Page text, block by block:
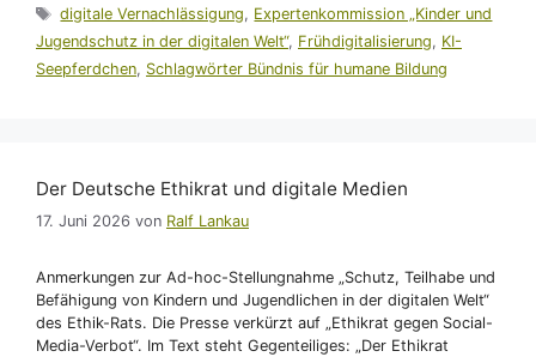
Schlagwörter
digitale Vernachlässigung, Expertenkommission „Kinder und
Jugendschutz in der digitalen Welt“, Frühdigitalisierung, KI-
Seepferdchen, Schlagwörter Bündnis für humane Bildung
Der Deutsche Ethikrat und digitale Medien
17. Juni 2026 von Ralf Lankau
Anmerkungen zur Ad-hoc-Stellungnahme „Schutz, Teilhabe und
Befähigung von Kindern und Jugendlichen in der digitalen Welt“
des Ethik-Rats. Die Presse verkürzt auf „Ethikrat gegen Social-
Media-Verbot“. Im Text steht Gegenteiliges: „Der Ethikrat